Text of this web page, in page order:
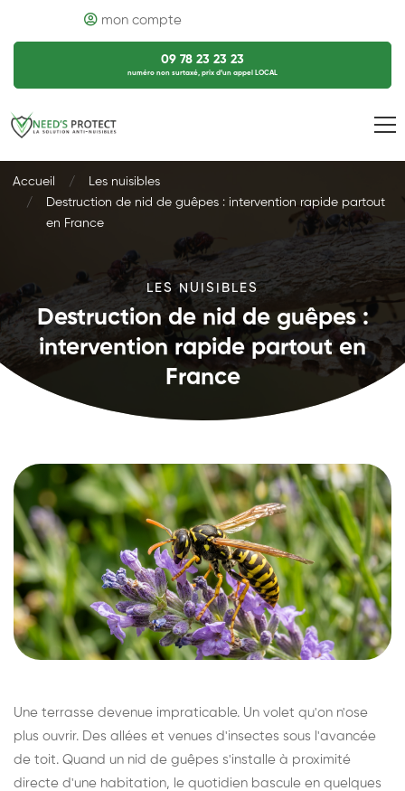
mon compte
09 78 23 23 23
numéro non surtaxé, prix d’un appel LOCAL
Accueil
Les nuisibles
Destruction de nid de guêpes : intervention rapide partout
en France
LES NUISIBLES
Destruction de nid de guêpes :
intervention rapide partout en
France
Une terrasse devenue impraticable. Un volet qu'on n'ose
plus ouvrir. Des allées et venues d'insectes sous l'avancée
de toit. Quand un nid de guêpes s'installe à proximité
directe d'une habitation, le quotidien bascule en quelques